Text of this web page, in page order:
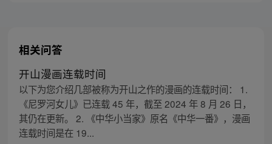
相关问答
开山漫画连载时间
以下为您介绍几部被称为开山之作的漫画的连载时间： 1.
《尼罗河女儿》已连载 45 年，截至 2024 年 8 月 26 日，
其仍在更新。 2. 《中华小当家》原名《中华一番》，漫画
连载时间是在 19...